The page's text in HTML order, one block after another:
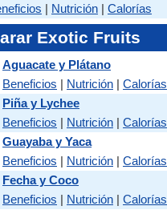
| Nutrición | Calorías
Exotic Fruits
Aguacate y Plátano
Beneficios | Nutrición | Calorías
Piña y Lychee
Beneficios | Nutrición | Calorías
Guayaba y Yaca
Beneficios | Nutrición | Calorías
Fecha y Coco
Beneficios | Nutrición | Calorías